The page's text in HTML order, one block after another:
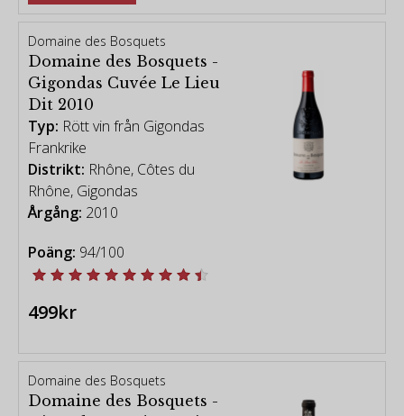
Domaine des Bosquets
Domaine des Bosquets -
Gigondas Cuvée Le Lieu
Dit 2010
Typ: Rött vin från Gigondas
Frankrike
Distrikt: Rhône, Côtes du
Rhône, Gigondas
Årgång: 2010
Poäng: 94/100
499kr
Domaine des Bosquets
Domaine des Bosquets -